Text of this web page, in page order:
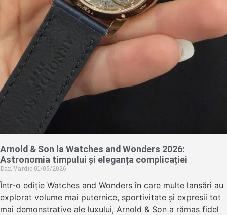
Arnold & Son la Watches and Wonders 2026:
Astronomia timpului și eleganța complicației
Dan Vardie 01/05/2026
Într-o ediție Watches and Wonders în care multe lansări au
explorat volume mai puternice, sportivitate și expresii tot
mai demonstrative ale luxului, Arnold & Son a rămas fidel